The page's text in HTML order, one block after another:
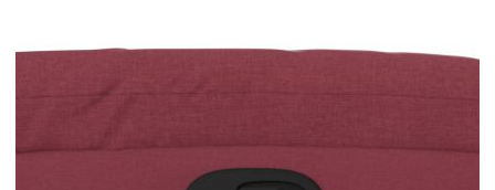
Входящ ток: 2A
С електрически мотор за функция за
автоматично изправяне
Мощност на електромотора: 100-240 V~,